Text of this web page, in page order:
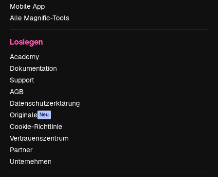
Mobile App
Alle Magnific-Tools
Loslegen
Academy
Dokumentation
Support
AGB
Datenschutzerklärung
Originale Neu
Cookie-Richtlinie
Vertrauenszentrum
Partner
Unternehmen